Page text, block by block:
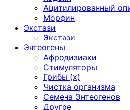
Ацитилированный
Морфин
Экстази
Экстази
Энтеогены
Афродизиаки
Стимуляторы
Грибы (х)
Чистка организма
Семена Энтеогенов
Другое